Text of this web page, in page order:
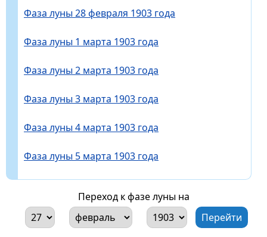
Фаза луны 28 февраля 1903 года
Фаза луны 1 марта 1903 года
Фаза луны 2 марта 1903 года
Фаза луны 3 марта 1903 года
Фаза луны 4 марта 1903 года
Фаза луны 5 марта 1903 года
Переход к фазе луны на